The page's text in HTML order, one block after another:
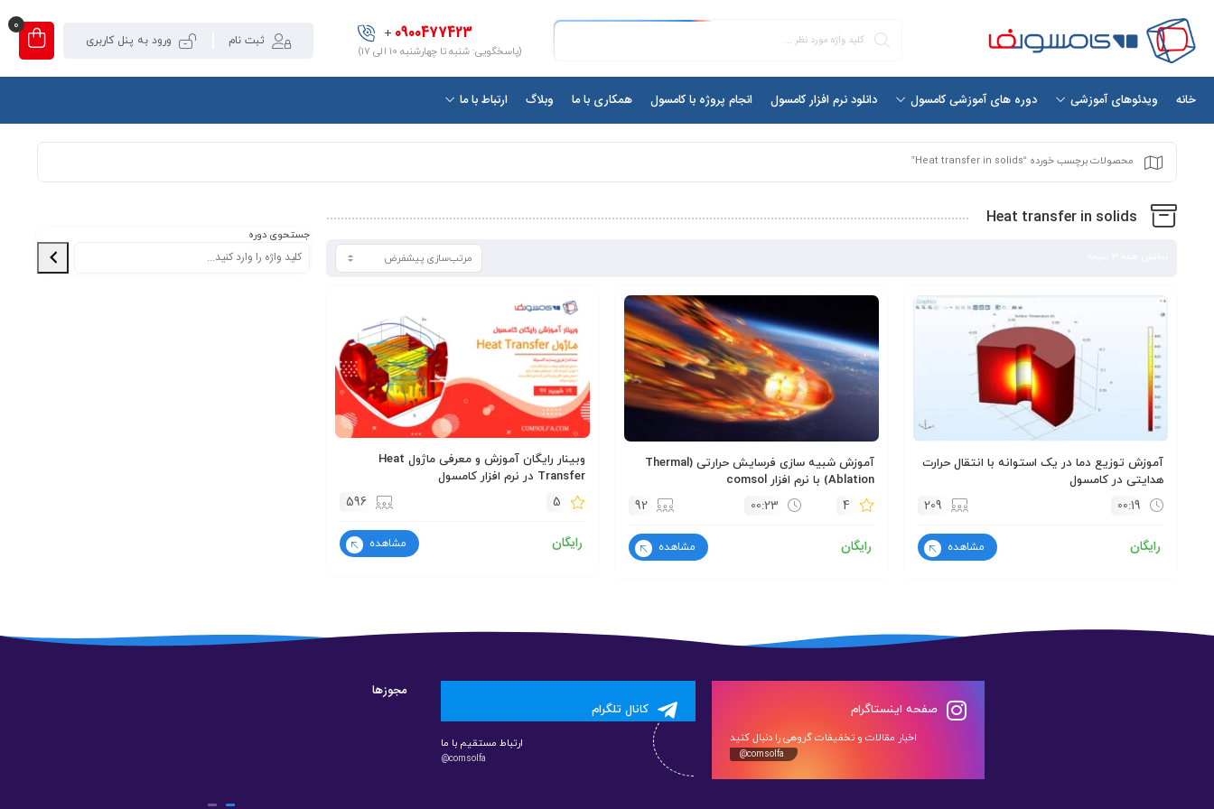
0900477423
+
(پاسخگویی: شنبه تا چهارشنبه ۱۰ الی ۱۷)
ثبت نام ورود به پنل کاربری
0
خانه ویدئوهای آموزشی دوره های آموزشی کامسول دانلود نرم افزار کامسول انجام پروژه با کامسول همکاری با ما وبلاگ ارتباط با ما
محصولات برچسب خورده “Heat transfer in solids”
Heat transfer in solids
آموزش توزیع دما در یک استوانه با انتقال حرارت
هدایتی در کامسول
00:19
209
رایگان مشاهده
آموزش شبیه سازی فرسایش حرارتی (Thermal
Ablation) با نرم افزار comsol
4
00:23
92
رایگان مشاهده
وبینار رایگان آموزش و معرفی ماژول Heat
Transfer در نرم افزار کامسول
5
596
رایگان مشاهده
جستحوی دوره
صفحه اینستاگرام
اخبار مقالات و تخفیفات گروهی را دنبال کنید
@comsolfa
کانال تلگرام
ارتباط مستقیم با ما
@comsolfa
مجوزها